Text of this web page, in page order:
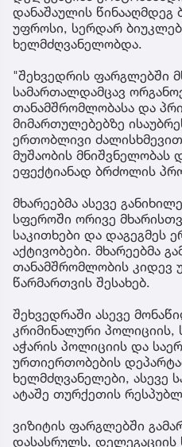
დანაშაულის
უფროსი, სერდარ
ხელმძღვანელობდა.
"შეხვედრის ფარგლებში
სამართალდამცავ
თანამშრომლობასა და
მიმართულებებზე
ერთობლივი
მუშაობის მნიშვნელობას
ეფექტიანად ბრძოლის
მხარეებმა ასევე
სფეროში ორივე
საკითხები და დაგეგმეს
აქტივობები. მხარეებმა
თანამშრომლობის კიდევ
წარმართვის შესახებ.
შეხვედრაში ასევე
კრიმინალური პოლიციის,
აჭარის პოლიციის და
ურთიერთობების
ხელმძღვანელები, ასევე
ატაშე თურქეთის
ვიზიტის ფარგლებში
დასასრულს, დელეგაციის